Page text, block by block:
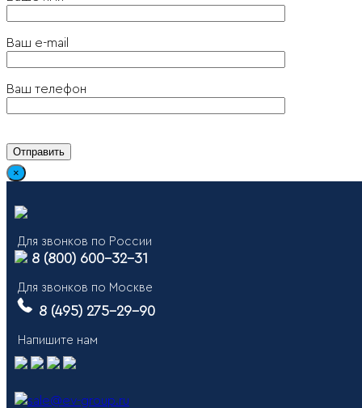
Ваш e-mail
Ваш телефон
×
Для звонков по России
8 (800) 600-32-31
Для звонков по Москве
8 (495) 275-29-90
Напишите нам
sale@ev-group.ru